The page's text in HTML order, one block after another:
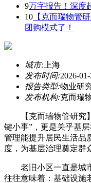
9万字报告！深度
10 【克而瑞物管
团购模式了！
城市: 上海
发布时间:2026-
报告类型:物业研
发布机构:克而瑞
【克而瑞物管研究】
键小事”，更是关乎基
管理能提升居民生活品
度，为基层治理奠定群
老旧小区一直是城市
往往意味着：基础设施